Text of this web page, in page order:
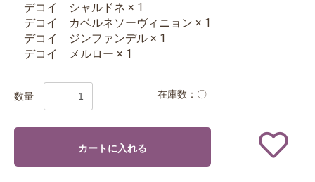
デコイ シャルドネ × 1
デコイ カベルネソーヴィニョン × 1
デコイ ジンファンデル × 1
デコイ メルロー × 1
数量 在庫数：〇
カートに入れる